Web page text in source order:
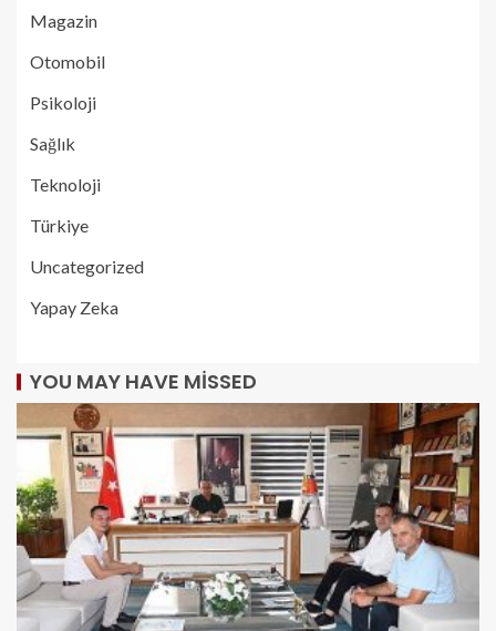
Magazin
Otomobil
Psikoloji
Sağlık
Teknoloji
Türkiye
Uncategorized
Yapay Zeka
YOU MAY HAVE MISSED